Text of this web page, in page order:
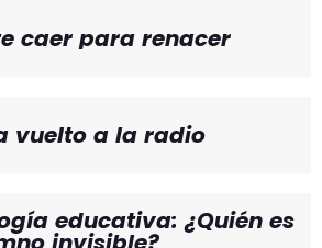
caer para renacer
vuelto a la radio
educativa: ¿Quién es